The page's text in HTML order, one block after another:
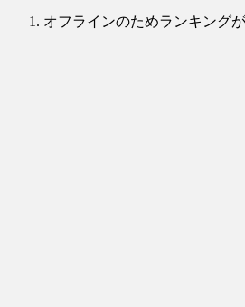
オフラインのためランキング